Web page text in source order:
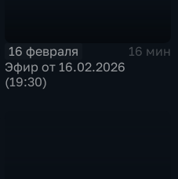
16 февраля
16 мин
Эфир от 16.02.2026
(19:30)